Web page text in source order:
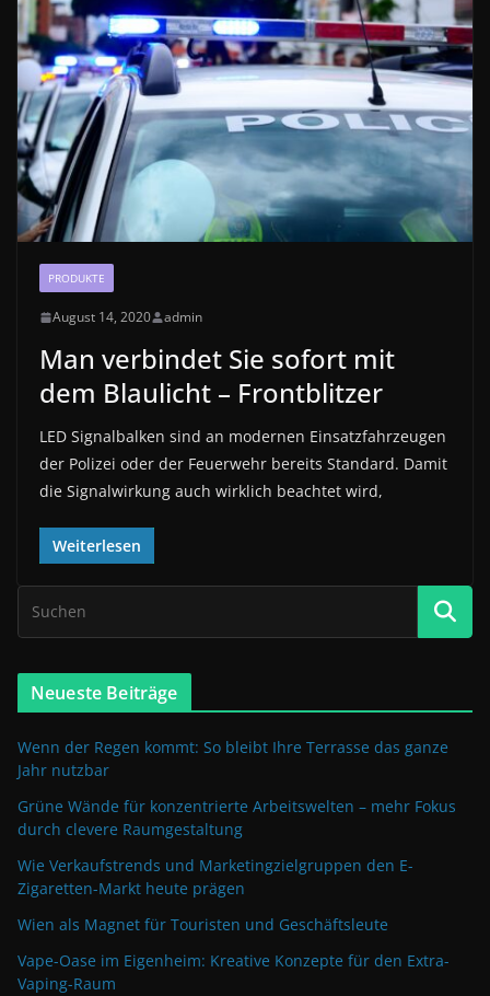
PRODUKTE
August 14, 2020 admin
Man verbindet Sie sofort mit
dem Blaulicht – Frontblitzer
LED Signalbalken sind an modernen Einsatzfahrzeugen
der Polizei oder der Feuerwehr bereits Standard. Damit
die Signalwirkung auch wirklich beachtet wird,
Weiterlesen
Neueste Beiträge
Wenn der Regen kommt: So bleibt Ihre Terrasse das ganze
Jahr nutzbar
Grüne Wände für konzentrierte Arbeitswelten – mehr Fokus
durch clevere Raumgestaltung
Wie Verkaufstrends und Marketingzielgruppen den E-
Zigaretten-Markt heute prägen
Wien als Magnet für Touristen und Geschäftsleute
Vape-Oase im Eigenheim: Kreative Konzepte für den Extra-
Vaping-Raum